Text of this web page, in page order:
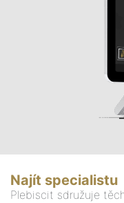
Najít specialistu
Plebiscit sdružuje